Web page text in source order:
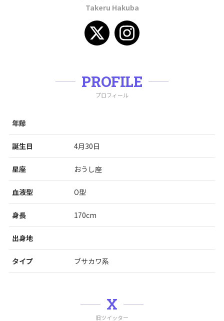
Takeru Hakuba
PROFILE
プロフィール
年齢
誕生日 4月30日
星座 おうし座
血液型 O型
身長 170cm
出身地
タイプ ブサカワ系
X
旧ツイッター